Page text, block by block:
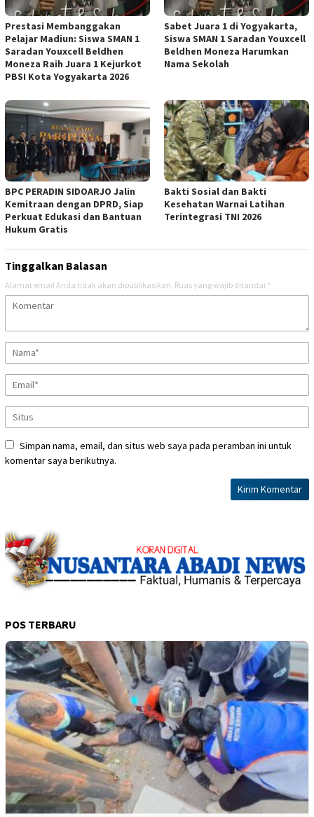
Prestasi Membanggakan
Pelajar Madiun: Siswa SMAN 1
Saradan Youxcell Beldhen
Moneza Raih Juara 1 Kejurkot
PBSI Kota Yogyakarta 2026
Sabet Juara 1 di Yogyakarta,
Siswa SMAN 1 Saradan Youxcell
Beldhen Moneza Harumkan
Nama Sekolah
BPC PERADIN SIDOARJO Jalin
Kemitraan dengan DPRD, Siap
Perkuat Edukasi dan Bantuan
Hukum Gratis
Bakti Sosial dan Bakti
Kesehatan Warnai Latihan
Terintegrasi TNI 2026
Tinggalkan Balasan
Alamat email Anda tidak akan dipublikasikan. Ruas yang wajib ditandai *
Simpan nama, email, dan situs web saya pada peramban ini untuk
komentar saya berikutnya.
POS TERBARU